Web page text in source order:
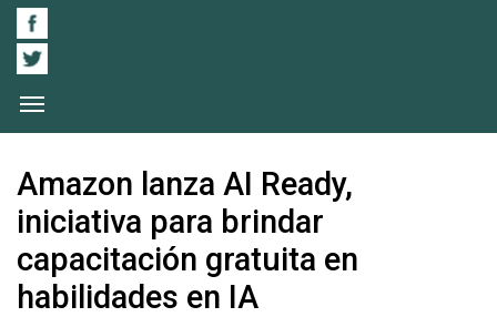
Amazon lanza AI Ready,
iniciativa para brindar
capacitación gratuita en
habilidades en IA